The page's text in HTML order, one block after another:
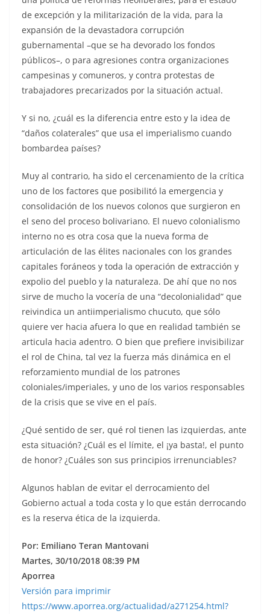
de excepción y la militarización de la vida, para la
expansión de la devastadora corrupción
gubernamental –que se ha devorado los fondos
públicos–, o para agresiones contra organizaciones
campesinas y comuneros, y contra protestas de
trabajadores precarizados por la situación actual.
Y si no, ¿cuál es la diferencia entre esto y la idea de
“daños colaterales” que usa el imperialismo cuando
bombardea países?
Muy al contrario, ha sido el cercenamiento de la crítica
uno de los factores que posibilitó la emergencia y
consolidación de los nuevos colonos que surgieron en
el seno del proceso bolivariano. El nuevo colonialismo
interno no es otra cosa que la nueva forma de
articulación de las élites nacionales con los grandes
capitales foráneos y toda la operación de extracción y
expolio del pueblo y la naturaleza. De ahí que no nos
sirve de mucho la vocería de una “decolonialidad” que
reivindica un antiimperialismo chucuto, que sólo
quiere ver hacia afuera lo que en realidad también se
articula hacia adentro. O bien que prefiere invisibilizar
el rol de China, tal vez la fuerza más dinámica en el
reforzamiento mundial de los patrones
coloniales/imperiales, y uno de los varios responsables
de la crisis que se vive en el país.
¿Qué sentido de ser, qué rol tienen las izquierdas, ante
esta situación? ¿Cuál es el límite, el ¡ya basta!, el punto
de honor? ¿Cuáles son sus principios irrenunciables?
Algunos hablan de evitar el derrocamiento del
Gobierno actual a toda costa y lo que están derrocando
es la reserva ética de la izquierda.
Por: Emiliano Teran Mantovani
Martes, 30/10/2018 08:39 PM
Aporrea
Versión para imprimir
https://www.aporrea.org/actualidad/a271254.html?